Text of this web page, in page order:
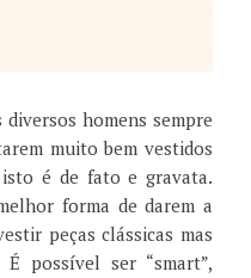
homens sempre
muito bem vestidos
é de fato e gravata.
forma de darem a
peças clássicas mas
possível ser “smart”,